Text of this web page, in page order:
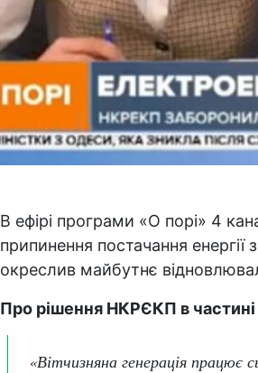
В ефірі програми «О порі» 4
припинення постачання
окреслив майбутнє
Про рішення НКРЄКП в частині
«Вітчизняна генерація працює